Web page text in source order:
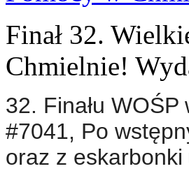
Finał 32.
Chmielnie!
32. Finału
#7041, Po
oraz z eskarbonki